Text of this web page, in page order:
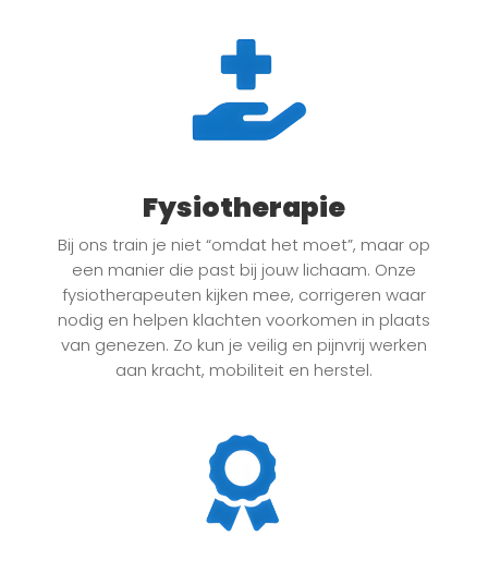
Fysiotherapie
Bij ons train je niet “omdat het moet”, maar op
een manier die past bij jouw lichaam. Onze
fysiotherapeuten kijken mee, corrigeren waar
nodig en helpen klachten voorkomen in plaats
van genezen. Zo kun je veilig en pijnvrij werken
aan kracht, mobiliteit en herstel.